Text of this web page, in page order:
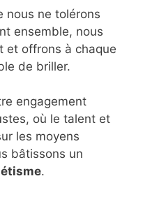
nous ne tolérons
ensemble, nous
et offrons à chaque
de briller.
engagement
où le talent et
les moyens
bâtissons un
.